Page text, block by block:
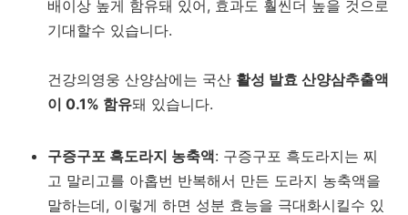
배이상 높게 함유돼 있어, 효과도 훨씬더 높을 것으로
기대할수 있습니다.
건강의영웅 산양삼에는 국산 활성 발효 산양삼추출액
이 0.1% 함유돼 있습니다.
구증구포 흑도라지 농축액: 구증구포 흑도라지는 찌
고 말리고를 아홉번 반복해서 만든 도라지 농축액을
말하는데, 이렇게 하면 성분 효능을 극대화시킬수 있